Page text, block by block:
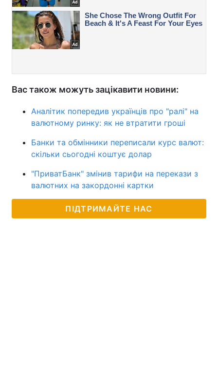
Вас також можуть зацікавити новини:
Аналітик попередив українців про "ралі" на
валютному ринку: як не втратити гроші
Банки та обмінники переписали курс валют:
скільки сьогодні коштує долар
"ПриватБанк" змінив тарифи на перекази з
валютних на закордонні картки
ПІДТРИМАЙТЕ НАС